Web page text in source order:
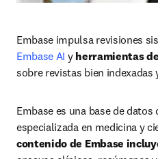
Embase AI y herramientas
sobre revistas bien
Embase es una base de
especializada en medicina y
contenido de Embase